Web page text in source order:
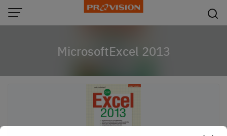
Skip
MicrosoftExcel 2013
modal-check